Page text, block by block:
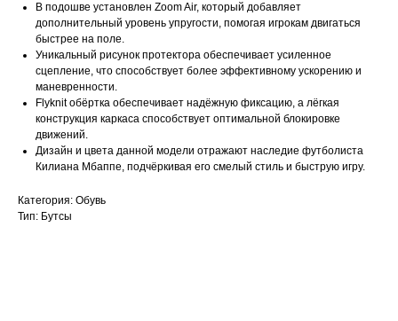
В подошве установлен Zoom Air, который добавляет
дополнительный уровень упругости, помогая игрокам двигаться
быстрее на поле.
Уникальный рисунок протектора обеспечивает усиленное
сцепление, что способствует более эффективному ускорению и
маневренности.
Flyknit обёртка обеспечивает надёжную фиксацию, а лёгкая
конструкция каркаса способствует оптимальной блокировке
движений.
Дизайн и цвета данной модели отражают наследие футболиста
Килиана Мбаппе, подчёркивая его смелый стиль и быструю игру.
Категория: Обувь
Тип: Бутсы